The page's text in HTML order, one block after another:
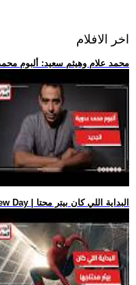
اخر الافلام
.. محمد علام وهيثم سعيد: ألبوم
.. فيلم Spider-Man: Brand New Day | البداية اللي كان بيتر محتا